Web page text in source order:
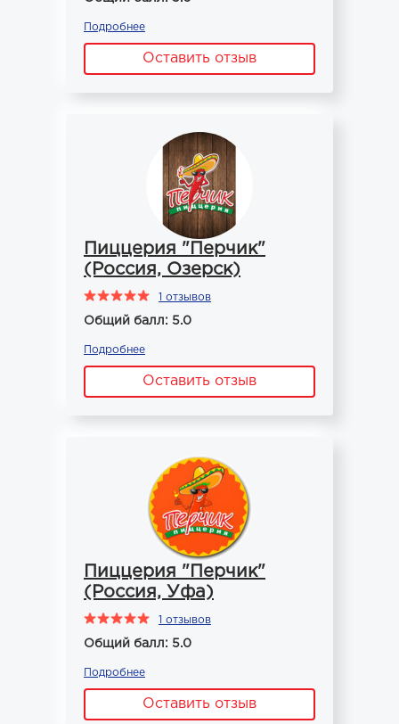
Подробнее
Оставить отзыв
Пиццерия "Перчик"
(Россия, Озерск)
1 отзывов
Общий балл: 5.0
Подробнее
Оставить отзыв
Пиццерия "Перчик"
(Россия, Уфа)
1 отзывов
Общий балл: 5.0
Подробнее
Оставить отзыв